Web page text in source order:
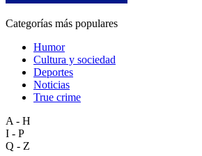
Categorías más populares
Humor
Cultura y sociedad
Deportes
Noticias
True crime
A - H
I - P
Q - Z